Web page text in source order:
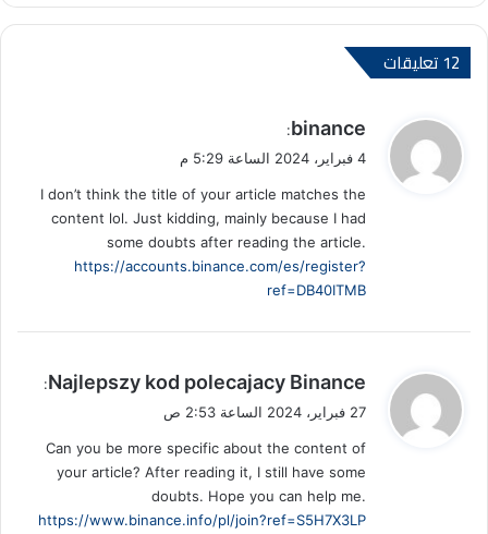
‫12 تعليقات
ي
ل
binance
:
4 فبراير، 2024 الساعة 5:29 م
I don’t think the title of your article matches the
content lol. Just kidding, mainly because I had
some doubts after reading the article.
https://accounts.binance.com/es/register?
ref=DB40ITMB
ي
ل
Najlepszy kod polecajacy Binance
:
27 فبراير، 2024 الساعة 2:53 ص
Can you be more specific about the content of
your article? After reading it, I still have some
doubts. Hope you can help me.
https://www.binance.info/pl/join?ref=S5H7X3LP